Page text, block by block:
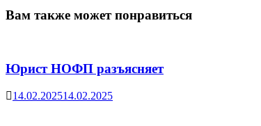
Вам также может понравиться
Юрист НОФП разъясняет
14.02.202514.02.2025